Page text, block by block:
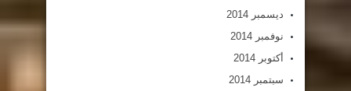
ديسمبر 2014
نوفمبر 2014
أكتوبر 2014
سبتمبر 2014